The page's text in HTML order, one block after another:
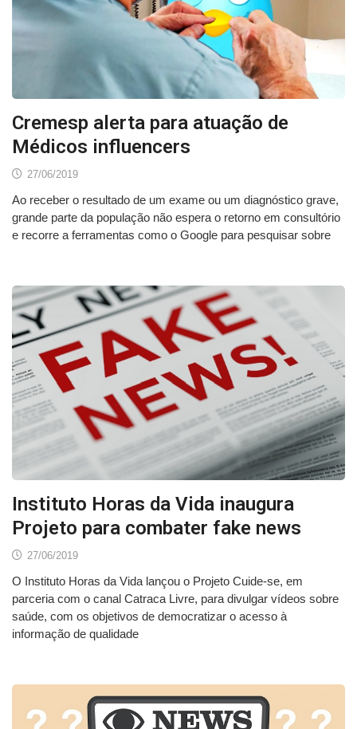
Cremesp alerta para atuação de
Médicos influencers
27/06/2019
Ao receber o resultado de um exame ou um diagnóstico grave,
grande parte da população não espera o retorno em consultório
e recorre a ferramentas como o Google para pesquisar sobre
Instituto Horas da Vida inaugura
Projeto para combater fake news
27/06/2019
O Instituto Horas da Vida lançou o Projeto Cuide-se, em
parceria com o canal Catraca Livre, para divulgar vídeos sobre
saúde, com os objetivos de democratizar o acesso à
informação de qualidade